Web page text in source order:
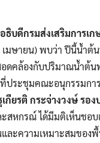
ธิบดีกรมส่งเสริมการเก
มษายน) พบว่า ปีนี้น้ำต้
ดคล้องกับปริมาณน้ำต้น
ที่ประชุมคณะอนุกรรมก
เกียรติ กระจ่างวงษ์ ร
สหกรณ์ ได้มีมติเห็นชอ
ละความเหมาะสมของ